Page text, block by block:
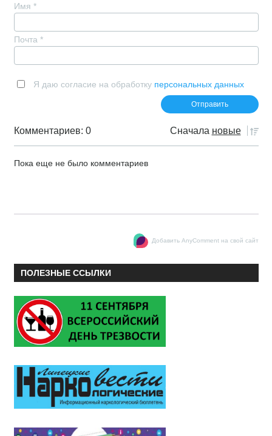
Имя *
Почта *
Я даю согласие на обработку персональных данных
Комментариев: 0 Сначала новые
Пока еще не было комментариев
Добавить AnyComment на свой сайт
ПОЛЕЗНЫЕ ССЫЛКИ